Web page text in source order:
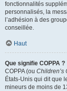
fonctionnalités
personnalisés, la
l’adhésion à des
conseillée.
Haut
Que signifie COPPA ?
COPPA (ou Children’s
États-Unis qui dit que
mineurs de moins de